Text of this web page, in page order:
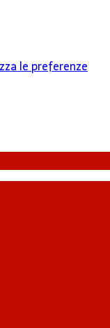
le preferenze